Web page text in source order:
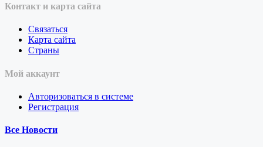
Контакт и карта сайта
Связаться
Карта сайта
Страны
Мой аккаунт
Авторизоваться в системе
Регистрация
Все Новости